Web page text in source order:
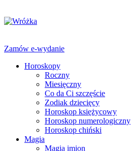
Zamów e-wydanie
Horoskopy
Roczny
Miesięczny
Co da Ci szczęście
Zodiak dziecięcy
Horoskop księżycowy
Horoskop numerologiczny
Horoskop chiński
Magia
Magia imion